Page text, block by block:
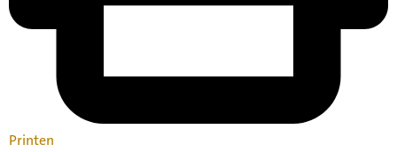
Printen